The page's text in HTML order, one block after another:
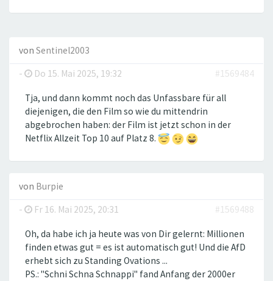
von Sentinel2003
-
Do 15. Mai 2025, 19:32 #1569484
Tja, und dann kommt noch das Unfassbare für all
diejenigen, die den Film so wie du mittendrin
abgebrochen haben: der Film ist jetzt schon in der
Netflix Allzeit Top 10 auf Platz 8.
von Burpie
-
Fr 16. Mai 2025, 20:31 #1569488
Oh, da habe ich ja heute was von Dir gelernt: Millionen
finden etwas gut = es ist automatisch gut! Und die AfD
erhebt sich zu Standing Ovations ...
PS.: "Schni Schna Schnappi" fand Anfang der 2000er